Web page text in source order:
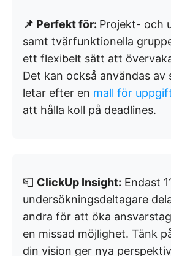
📌 Perfekt för: Projekt- och
samt tvärfunktionella
ett flexibelt sätt att
Det kan också användas av
letar efter en mall för
att hålla koll på deadlines.
📮 ClickUp Insight: Endast
undersökningsdeltagare
andra för att öka
en missad möjlighet. Tänk
din vision ger nya